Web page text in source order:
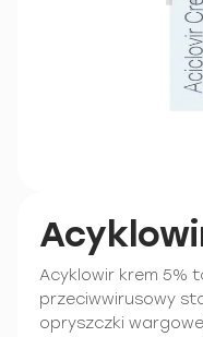
Acyklowir krem 5%
przeciwwirusowy
opryszczki